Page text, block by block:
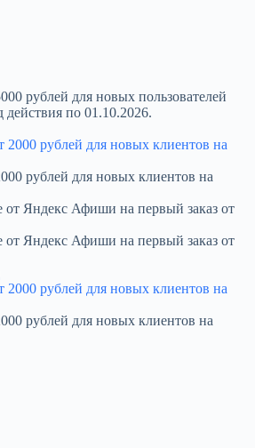
рублей для новых пользователей
по 01.10.2026.
рублей для новых клиентов на
Яндекс Афиши на первый заказ от
Яндекс Афиши на первый заказ от
рублей для новых клиентов на